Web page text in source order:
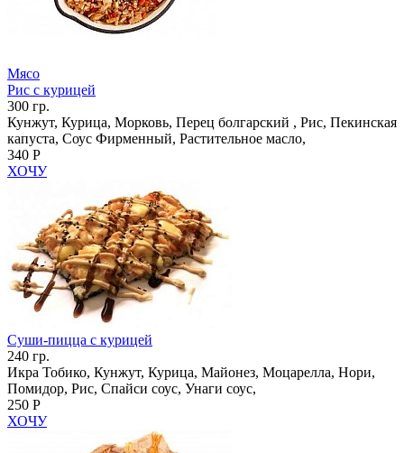
Мясо
Рис с курицей
300 гр.
Кунжут, Курица, Морковь, Перец болгарский , Рис, Пекинская
капуста, Соус Фирменный, Растительное масло,
340 Р
ХОЧУ
Суши-пицца с курицей
240 гр.
Икра Тобико, Кунжут, Курица, Майонез, Моцарелла, Нори,
Помидор, Рис, Спайси соус, Унаги соус,
250 Р
ХОЧУ